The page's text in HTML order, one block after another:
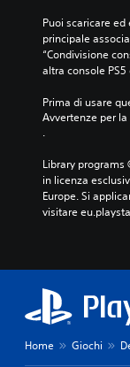
Puoi scaricare
principale
“Condivisione
altra console
Prima di usare
Avvertenze per
.
Library programs
in licenza
Europe. Si
visitare
Home Giochi